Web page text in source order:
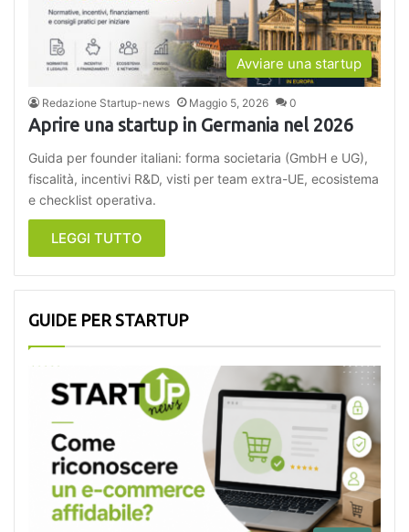
Avviare una startup
Redazione Startup-news Maggio 5, 2026 0
Aprire una startup in Germania nel 2026
Guida per founder italiani: forma societaria (GmbH e UG),
fiscalità, incentivi R&D, visti per team extra-UE, ecosistema
e checklist operativa.
LEGGI TUTTO
GUIDE PER STARTUP